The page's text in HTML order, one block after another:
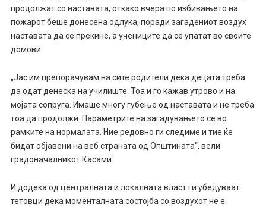
продолжат со наставата, откако вчера по избивањето на
пожарот беше донесена одлука, поради загадениот воздух
наставата да се прекине, а учениците да се упатат во своите
домови.
„Јас им препорачувам на сите родители дека децата треба
да одат денеска на училиште. Тоа и го кажав утрово и на
мојата сопруга. Имаше многу губење од наставата и не треба
тоа да продолжи. Параметрите на загадувањето се во
рамките на нормалата. Ние редовно ги следиме и тие ќе
бидат објавени на веб страната од Општината“, вели
градоначалникот Касами.
И додека од централната и локалната власт ги убедуваат
тетовци дека моменталната состојба со воздухот не е